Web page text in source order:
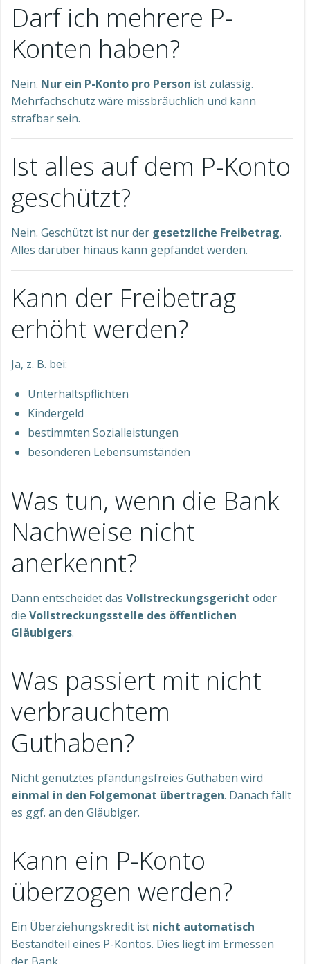
Darf ich mehrere P-
Konten haben?
Nein. Nur ein P-Konto pro Person ist zulässig.
Mehrfachschutz wäre missbräuchlich und kann
strafbar sein.
Ist alles auf dem P-Konto
geschützt?
Nein. Geschützt ist nur der gesetzliche Freibetrag.
Alles darüber hinaus kann gepfändet werden.
Kann der Freibetrag
erhöht werden?
Ja, z. B. bei:
Unterhaltspflichten
Kindergeld
bestimmten Sozialleistungen
besonderen Lebensumständen
Was tun, wenn die Bank
Nachweise nicht
anerkennt?
Dann entscheidet das Vollstreckungsgericht oder
die Vollstreckungsstelle des öffentlichen
Gläubigers.
Was passiert mit nicht
verbrauchtem
Guthaben?
Nicht genutztes pfändungsfreies Guthaben wird
einmal in den Folgemonat übertragen. Danach fällt
es ggf. an den Gläubiger.
Kann ein P-Konto
überzogen werden?
Ein Überziehungskredit ist nicht automatisch
Bestandteil eines P-Kontos. Dies liegt im Ermessen